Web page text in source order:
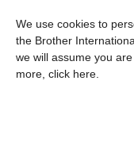
隱私政策 條款與條
©2026BROTHER
We use cookies to
the Brother
we will assume you
more, click here